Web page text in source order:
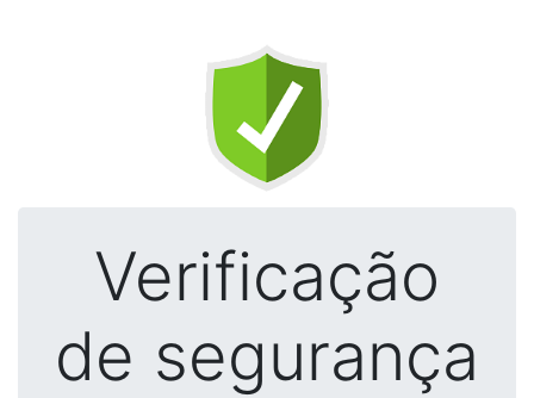
Verificação
de segurança